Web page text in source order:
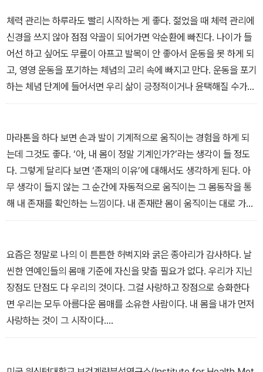
런데 우리는 ‘저질 체력’으로 허덕이며 어느 순간 짜증이 늘고, 신경질
적으로 변화하고 있다. 체력이 떨어지니 나를 돌볼 힘을 가지기 어렵
고 타인에게 친절하게 대하기는 더더욱 어렵다.
하지만 각종 스케줄로 바쁜 직장인이 체력까지 쌓기는 쉽지 않다. 그
10분이더라도 괜찮다. 퇴근 후엔 침대와 물아일체가 되고, 잠을 자도
자도 피곤하고, 아침 알람을 들을 때마다 몸서리를 치는 당신. 다른 사
람이 던진 별거 아닌 한마디에도 왠지 모르게 짜증이 치솟고, 일의 능
률도 점점 떨어진다면 이제 이 책을 따라 일도, 관계도, 인생도 변화시
키는 ‘체력’이라는 무기를 가져 보자.
체력 관리는 하루라도 빨리 시작하는 게 좋다. 젊었을 때 체력 관리에
신경을 쓰지 않아 점점 약골이 되어가면 악순환에 빠진다. 나이가 들
어선 하고 싶어도 무릎이 아프고 발목이 안 좋아서 운동을 못 하게 되
고, 영영 운동을 포기하는 체념의 고리 속에 빠지고 만다. 운동을 포기
하는 체념 단계에 들어서면 우리 삶이 긍정적이거나 윤택해질 수가
없다. 그러니 체력은 ‘있으면 좋은’ 사치품이 아니라 우리가 행복한 삶
라 필수 과목인 것이다. 이는 모두에게 해당한다. 직장인이건, 자영업
자건, 워킹맘이건, 학생이건, 젊은 층이건, 중장년이건, 노년이건 구분
할 것 없이 모두 말이다.
---「직장인만 체력 관리가 중요한 게 아니다」중에서
마라톤을 하다 보면 손과 발이 기계적으로 움직이는 경험을 하게 되
는데 그것도 좋다. ‘아, 내 몸이 정말 기계인가?’라는 생각이 들 정도
다. 그렇게 달리다 보면 ‘존재의 이유’에 대해서도 생각하게 된다. 아
무 생각이 들지 않는 그 순간에 자동적으로 움직이는 그 몸동작을 통
해 내 존재를 확인하는 느낌이다. 내 존재란 몸이 움직이는 대로 가는
게 아닐까.
있다. 무엇보다 나 자신의 존재감을 있는 그대로 느끼며 충만함에 빠
져든다. 망설이지 말고 한번 달려보자. 이전엔 경험하지 못한 새로운
세상을 만나게 될 테니.
---「달리기를 하고 인생이 달라졌다」중에서
요즘은 정말로 나의 이 튼튼한 허벅지와 굵은 종아리가 감사하다. 날
씬한 연예인들의 몸매 기준에 자신을 맞출 필요가 없다. 우리가 지닌
장점도 단점도 다 우리의 것이다. 그걸 사랑하고 장점으로 승화한다
면 우리는 모두 아름다운 몸매를 소유한 사람이다. 내 몸을 내가 먼저
사랑하는 것이 그 시작이다.
---「몸매 vs. 체력」중에서